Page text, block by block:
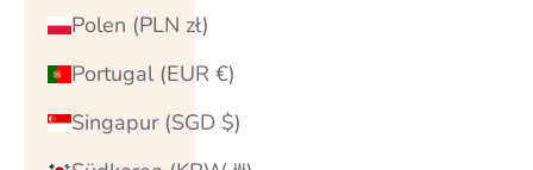
Polen (PLN zł)
Portugal (EUR €)
Singapur (SGD $)